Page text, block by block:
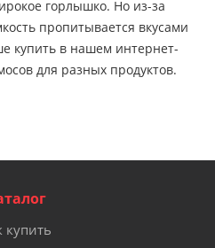
горлышко. Но из-за
пропитывается вкусами
купить в нашем интернет-
для разных продуктов.
купить